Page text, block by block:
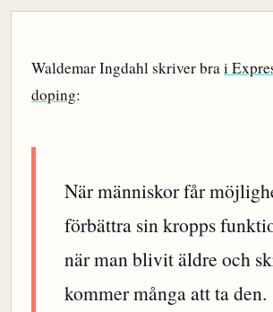
Waldemar Ingdahl skriver brai
doping:
När människor får
förbättra sin kropps
när man blivit äldre och
kommer många att ta den.